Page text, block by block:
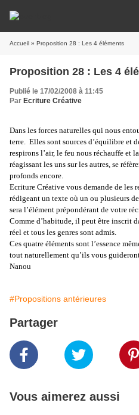
Accueil » Proposition 28 : Les 4 éléments
Proposition 28 : Les 4
Publié le 17/02/2008 à 11:45
Par Ecriture Créative
Dans les forces naturelles qui nous
terre. Elles sont sources d’équilibre et
respirons l’air, le feu nous réchauffe et
réagissant les uns sur les autres, se
profonds encore.
Ecriture Créative vous demande de les
rédigeant un texte où un ou plusieurs
sera l’élément prépondérant de votre
Comme d’habitude, il peut être inscrit
réel et tous les genres sont admis.
Ces quatre éléments sont l’essence
tout naturellement qu’ils vous
Nanou
#Propositions antérieures
Partager
Vous aimerez aussi